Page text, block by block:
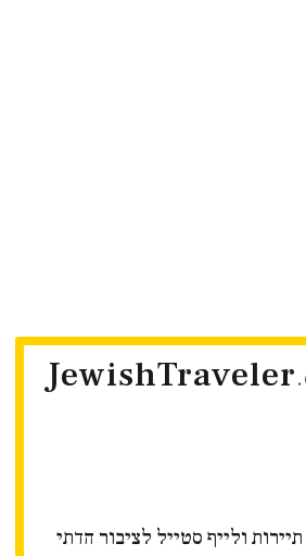
JewishTraveler
ולייף סטייל לציבור הדתי